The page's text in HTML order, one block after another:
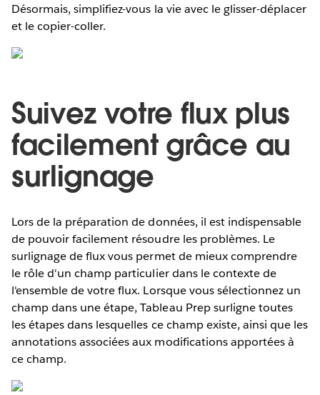
Désormais, simplifiez-vous la vie avec le glisser-déplacer
et le copier-coller.
Suivez votre flux plus
facilement grâce au
surlignage
Lors de la préparation de données, il est indispensable
de pouvoir facilement résoudre les problèmes. Le
surlignage de flux vous permet de mieux comprendre
le rôle d'un champ particulier dans le contexte de
l'ensemble de votre flux. Lorsque vous sélectionnez un
champ dans une étape, Tableau Prep surligne toutes
les étapes dans lesquelles ce champ existe, ainsi que les
annotations associées aux modifications apportées à
ce champ.